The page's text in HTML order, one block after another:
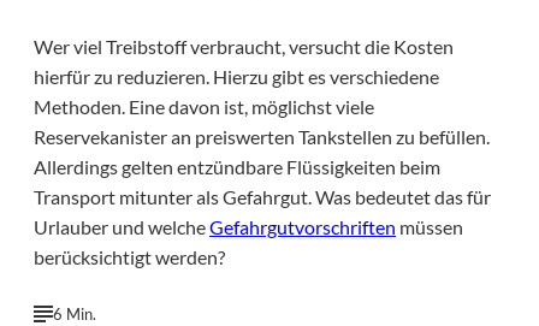
Wer viel Treibstoff verbraucht, versucht die Kosten
hierfür zu reduzieren. Hierzu gibt es verschiedene
Methoden. Eine davon ist, möglichst viele
Reservekanister an preiswerten Tankstellen zu befüllen.
Allerdings gelten entzündbare Flüssigkeiten beim
Transport mitunter als Gefahrgut. Was bedeutet das für
Urlauber und welcheGefahrgutvorschriften müssen
berücksichtigt werden?
6 Min.